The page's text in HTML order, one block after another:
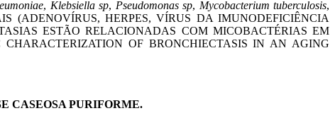
, Klebsiella sp, Pseudomonas sp, Mycobacterium tuberculosis,
(ADENOVÍRUS, HERPES, VÍRUS DA IMUNODEFICIÊNCIA
ESTÃO RELACIONADAS COM MICOBACTÉRIAS EM
OF BRONCHIECTASIS IN AN AGING
CASEOSA PURIFORME.